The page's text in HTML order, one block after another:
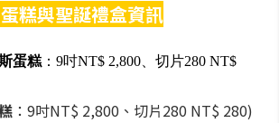
糕與聖誕禮盒資訊
蛋糕 ：9吋NT$ 2,800、切片280 NT$
：9吋NT$ 2,800、切片280 NT$ 280)